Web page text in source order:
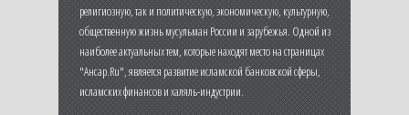
религиозную, так и политическую, экономическую, культурную,
общественную жизнь мусульман России и зарубежья. Одной из
наиболее актуальных тем, которые находят место на страницах
"Ансар.Ru", является развитие исламской банковской сферы,
исламских финансов и халяль-индустрии.